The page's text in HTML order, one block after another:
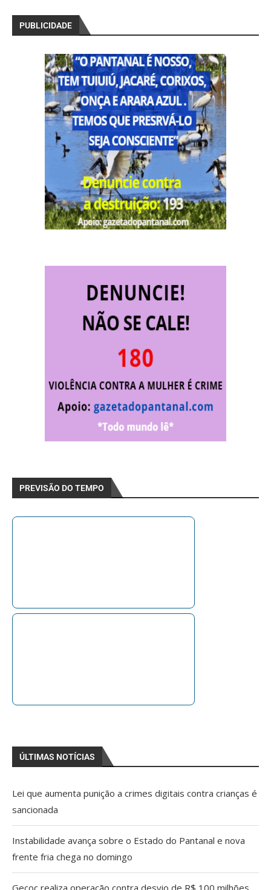
PUBLICIDADE
PREVISÃO DO TEMPO
ÚLTIMAS NOTÍCIAS
Lei que aumenta punição a crimes digitais contra crianças é
sancionada
Instabilidade avança sobre o Estado do Pantanal e nova
frente fria chega no domingo